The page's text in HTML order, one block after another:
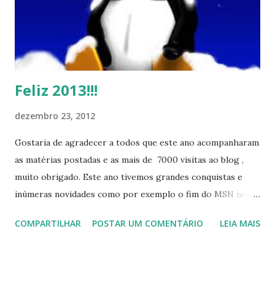
Feliz 2013!!!
dezembro 23, 2012
Gostaria de agradecer a todos que este ano acompanharam
as matérias postadas e as mais de 7000 visitas ao blog ,
muito obrigado. Este ano tivemos grandes conquistas e
inúmeras novidades como por exemplo o fim do MSN no
do Kaiana que será lançada em 2013, distro nacional , a
COMPARTILHAR POSTAR UM COMENTÁRIO LEIA MAIS